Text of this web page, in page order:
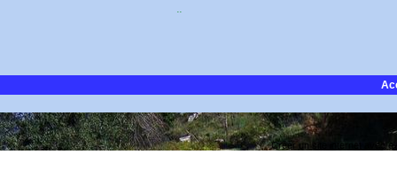
Créer un site internet avec